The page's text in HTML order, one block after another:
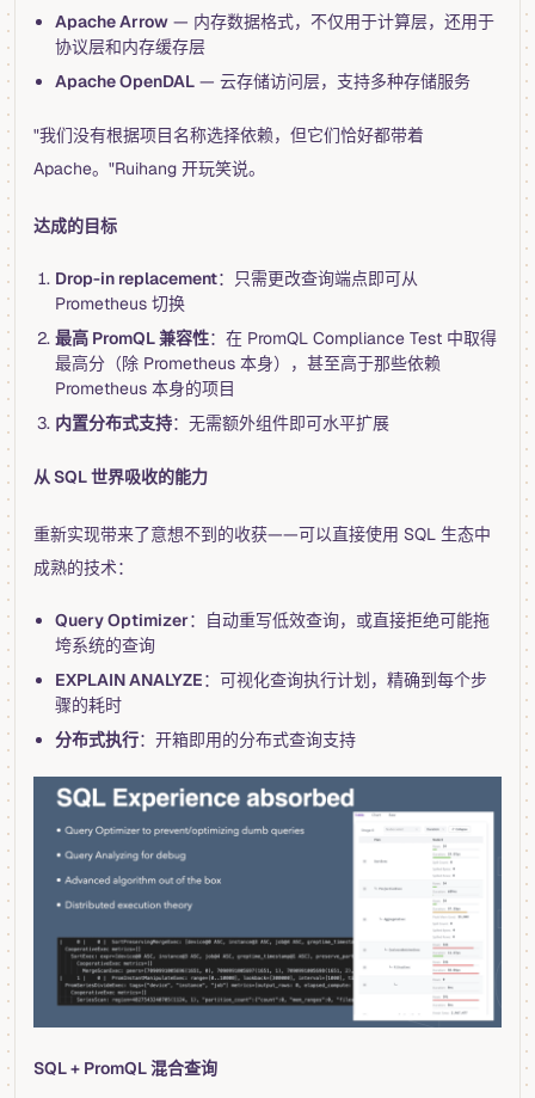
Apache Arrow— 内存数据格式，不仅用于计算层，还用于
协议层和内存缓存层
Apache OpenDAL— 云存储访问层，支持多种存储服务
"我们没有根据项目名称选择依赖，但它们恰好都带着
Apache。"Ruihang 开玩笑说。
达成的目标
Drop-in replacement：只需更改查询端点即可从
Prometheus 切换
最高 PromQL 兼容性：在 PromQL Compliance Test 中取得
最高分（除 Prometheus 本身），甚至高于那些依赖
Prometheus 本身的项目
内置分布式支持：无需额外组件即可水平扩展
从 SQL 世界吸收的能力
重新实现带来了意想不到的收获——可以直接使用 SQL 生态中
成熟的技术：
Query Optimizer：自动重写低效查询，或直接拒绝可能拖
垮系统的查询
EXPLAIN ANALYZE：可视化查询执行计划，精确到每个步
骤的耗时
分布式执行：开箱即用的分布式查询支持
SQL + PromQL 混合查询